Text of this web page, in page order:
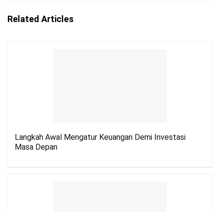
Related Articles
Langkah Awal Mengatur Keuangan Demi Investasi
Masa Depan